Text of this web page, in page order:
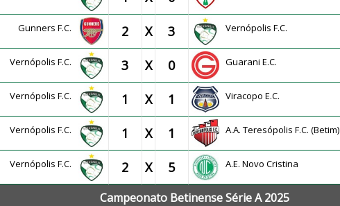
Gunners F.C. 2 X 3 Vernópolis F.C.
Vernópolis F.C. 3 X 0 Guarani E.C.
Vernópolis F.C. 1 X 1 Viracopo E.C.
Vernópolis F.C. 1 X 1 A.A. Teresópolis F.C. (Betim)
Vernópolis F.C. 2 X 5 A.E. Novo Cristina
Campeonato Betinense Série A 2025